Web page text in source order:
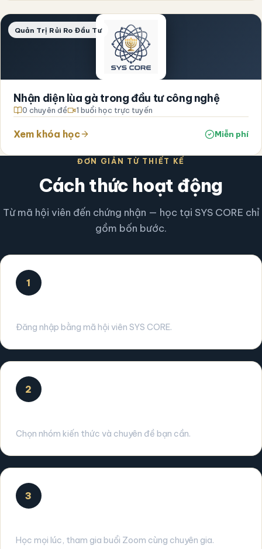
Quản Trị Rủi Ro Đầu Tư
Nhận diện lùa gà trong đầu tư công nghệ
0 chuyên đề 1 buổi học trực tuyến
Xem khóa học Miễn phí
ĐƠN GIẢN TỪ THIẾT KẾ
Cách thức hoạt động
Từ mã hội viên đến chứng nhận — học tại SYS CORE chỉ
gồm bốn bước.
1
Đăng nhập bằng mã hội viên SYS CORE.
2
Chọn nhóm kiến thức và chuyên đề bạn cần.
3
Học mọi lúc, tham gia buổi Zoom cùng chuyên gia.